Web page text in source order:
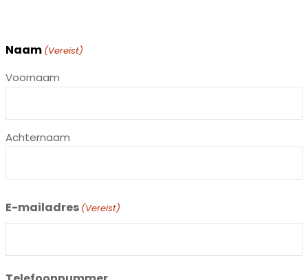
Naam (Vereist)
Voornaam
Achternaam
E-mailadres (Vereist)